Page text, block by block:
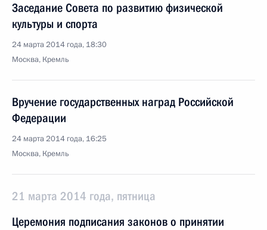
Заседание Совета по развитию физической
культуры и спорта
24 марта 2014 года, 18:30
Москва, Кремль
Вручение государственных наград Российской
Федерации
24 марта 2014 года, 16:25
Москва, Кремль
21 марта 2014 года, пятница
Церемония подписания законов о принятии